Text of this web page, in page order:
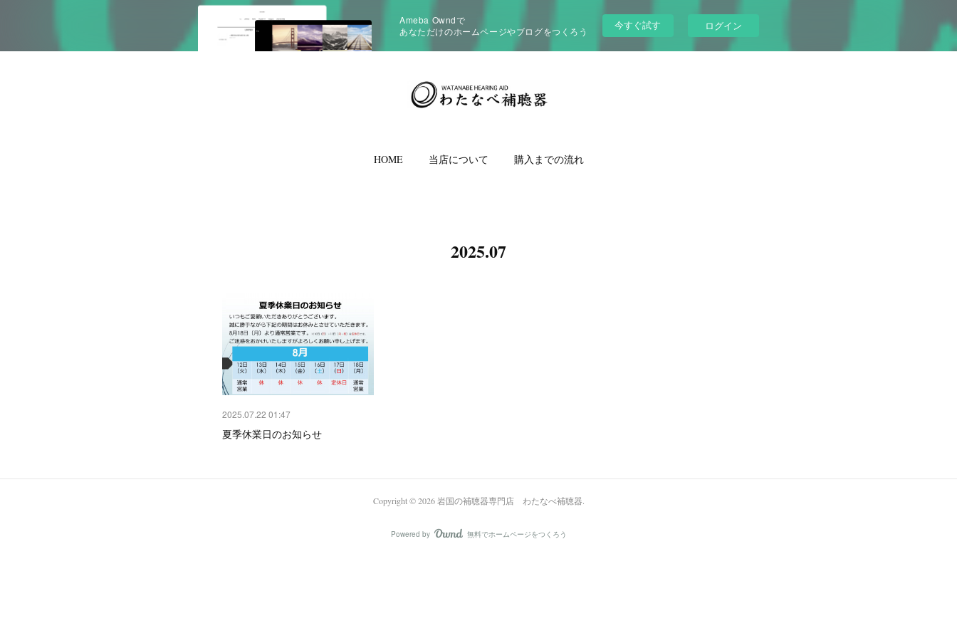
Ameba Owndで
あなただけのホームページやブログをつくろう
今すぐ試す ログイン
HOME 当店について 購入までの流れ
2025.07
2025.07.22 01:47
夏季休業日のお知らせ
Copyright ©2026 岩国の補聴器専門店 わたなべ補聴器.
Powered by AmebaOwnd
無料でホームページをつくろう